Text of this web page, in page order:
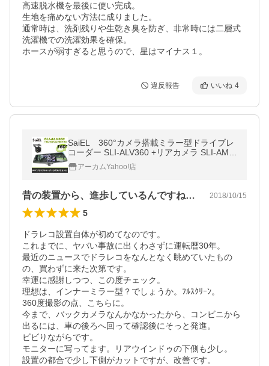
高速脱水機を最後に使い完成。
生地を痛めない方法に成りました。
通常時は、洗剤残りや生乾き臭を防ぎ、非常時には二層式
洗濯機での洗濯効果を確保。
ホースが弱すぎると思うので、星はマイナス１。
違反報告 いいね 4
SaiEL 360°カメラ搭載ミラー型ドライブレ
コーダー SLI-ALV360 +リアカメラ SLI-AM-A
LV360-RC セット
アーカムYahoo!店
昔の装置から、進歩しているんですねぇ。 2018/10/15
5
ドラレコ設置自体が初めてなのです。
これまでに、ヤバい事故に出くわさずに運転暦30年。
最近のニュースでドラレコをなんとなく眺めていたもの
の、買わずに来た次第です。
幸運に感謝しつつ、この度チェック。
理想は、インナーミラー型？でしょうか。ﾌﾙｽｸﾘｰﾝ。
360度撮影の点、こちらに。
今まで、バックカメラなんかなかったから、コンビニから
出るには、車の後ろへ回って確認後にそっと発進。
ビビりながらです。
モニターに写ってます。リアウインドゥの下側も少し。
設置の都合で少し下側がカットですが、改善です。